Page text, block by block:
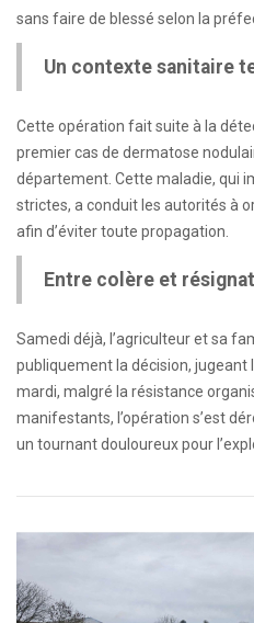
sans faire de blessé selon la
Un contexte sanitaire
Cette opération fait suite à la
premier cas de dermatose
département. Cette maladie, qui
strictes, a conduit les autorités à
afin d’éviter toute propagation.
Entre colère et
Samedi déjà, l’agriculteur et sa
publiquement la décision, jugeant
mardi, malgré la résistance
manifestants, l’opération s’est
un tournant douloureux pour